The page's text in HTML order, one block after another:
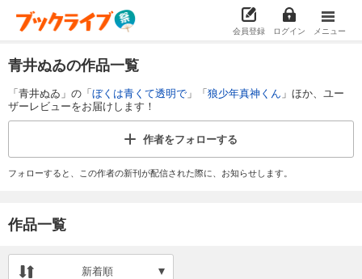
会員登録 ログイン メニュー
青井ぬゐの作品一覧
「青井ぬゐ」の「ぼくは青くて透明で 」「狼少年真神くん 」ほか、ユー
ザーレビューをお届けします！
作者をフォローする
フォローすると、この作者の新刊が配信された際に、お知らせします。
作品一覧
新着順